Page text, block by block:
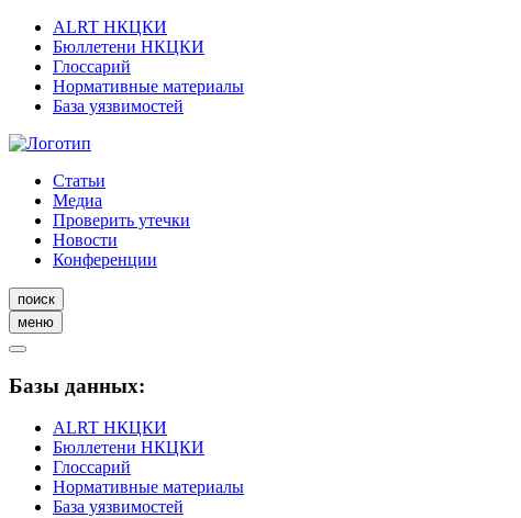
ALRT НКЦКИ
Бюллетени НКЦКИ
Глоссарий
Нормативные материалы
База уязвимостей
Статьи
Медиа
Проверить утечки
Новости
Конференции
поиск
меню
Базы данных:
ALRT НКЦКИ
Бюллетени НКЦКИ
Глоссарий
Нормативные материалы
База уязвимостей